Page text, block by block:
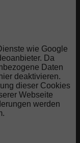
wie Google
Da
Daten
deaktivieren.
dieser Cookies
Webseite
werden